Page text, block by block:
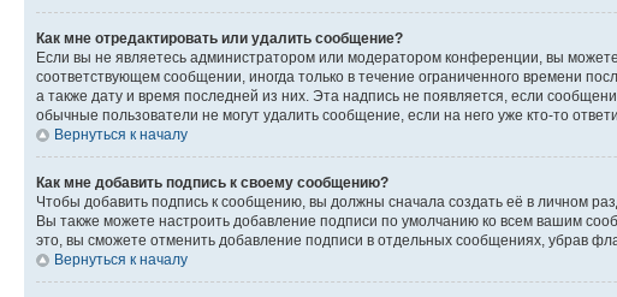
Как мне отредактировать или удалить сообщение?
Если вы не являетесь администратором или модератором конференции, вы
соответствующем сообщении, иногда только в течение ограниченного времени
а также дату и время последней из них. Эта надпись не появляется, если
обычные пользователи не могут удалить сообщение, если на него уже кто-то
Вернуться к началу
Как мне добавить подпись к своему сообщению?
Чтобы добавить подпись к сообщению, вы должны сначала создать её в личном
Вы также можете настроить добавление подписи по умолчанию ко всем вашим
это, вы сможете отменить добавление подписи в отдельных сообщениях, убрав
Вернуться к началу